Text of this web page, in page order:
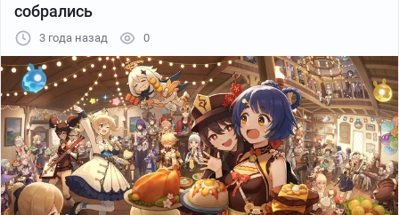
собрались
3 года назад 0